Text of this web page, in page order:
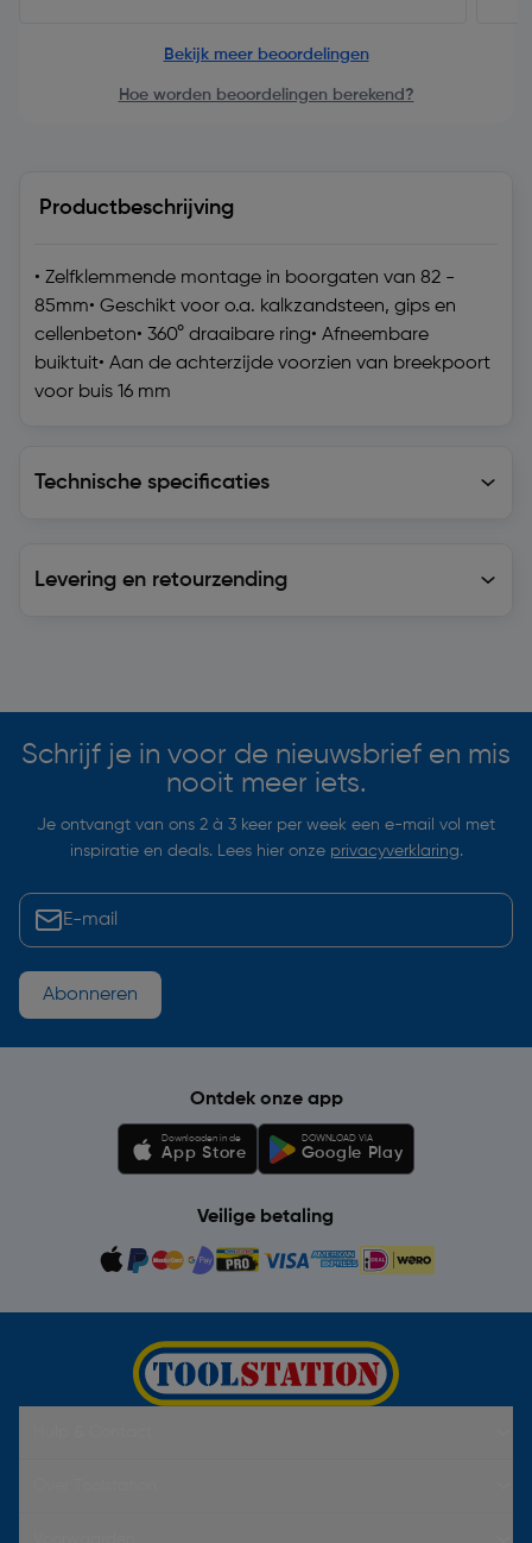
Bekijk meer beoordelingen
Hoe worden beoordelingen berekend?
Productbeschrijving
• Zelfklemmende montage in boorgaten van 82 -
85mm• Geschikt voor o.a. kalkzandsteen, gips en
cellenbeton• 360° draaibare ring• Afneembare
buiktuit• Aan de achterzijde voorzien van breekpoort
voor buis 16 mm
Technische specificaties
Levering en retourzending
Schrijf je in voor de nieuwsbrief en mis
nooit meer iets.
Je ontvangt van ons 2 à 3 keer per week een e-mail vol met
inspiratie en deals. Lees hier onze privacyverklaring.
Abonneren
Ontdek onze app
Downloaden in de
App Store
DOWNLOAD VIA
Google Play
Veilige betaling